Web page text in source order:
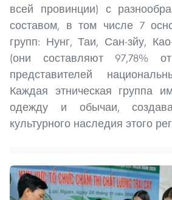
всей провинции) с
составом, в том числе 7
групп: Нунг, Таи, Сан-зйу,
(они составляют 97,78%
представителей
Каждая этническая группа
одежду и обычаи,
культурного наследия этого